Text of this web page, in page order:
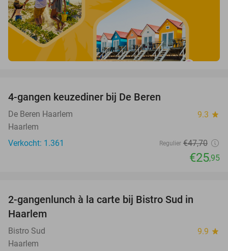
4-gangen keuzediner bij De Beren
De Beren Haarlem 9.3 star
Haarlem
Verkocht: 1.361
Regulier €47,70
€25,95
2-gangenlunch à la carte bij Bistro Sud in
Haarlem
Bistro Sud 9.9 star
Haarlem